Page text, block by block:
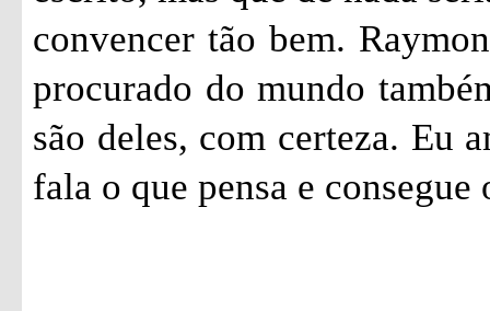
convencer tão bem.
procurado do mundo
são deles, com certeza. Eu
fala o que pensa e consegue